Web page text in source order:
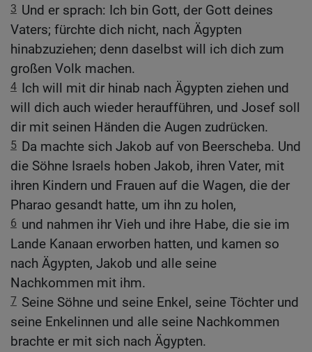
3 Und er sprach: Ich bin Gott, der Gott deines
Vaters; fürchte dich nicht, nach Ägypten
hinabzuziehen; denn daselbst will ich dich zum
großen Volk machen.
4 Ich will mit dir hinab nach Ägypten ziehen und
will dich auch wieder heraufführen, und Josef soll
dir mit seinen Händen die Augen zudrücken.
5 Da machte sich Jakob auf von Beerscheba. Und
die Söhne Israels hoben Jakob, ihren Vater, mit
ihren Kindern und Frauen auf die Wagen, die der
Pharao gesandt hatte, um ihn zu holen,
6 und nahmen ihr Vieh und ihre Habe, die sie im
Lande Kanaan erworben hatten, und kamen so
nach Ägypten, Jakob und alle seine
Nachkommen mit ihm.
7 Seine Söhne und seine Enkel, seine Töchter und
seine Enkelinnen und alle seine Nachkommen
brachte er mit sich nach Ägypten.